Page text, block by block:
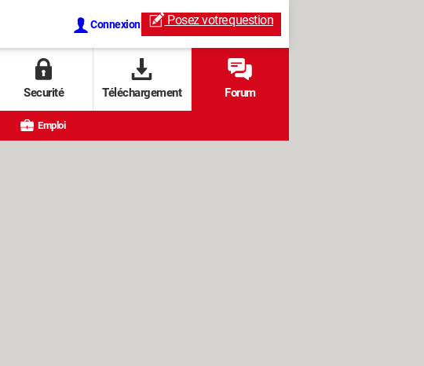
Connexion Posez votrequestion
Securité Téléchargement Forum
Emploi